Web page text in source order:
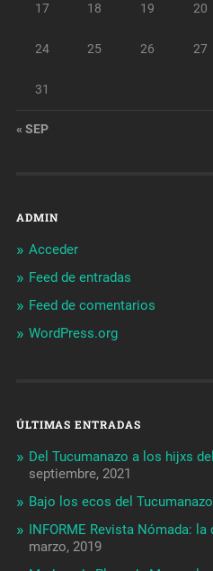
17 18 19 20
24 25 26 27
31
« SEP
ADMIN
Acceder
Feed de entradas
Feed de comentarios
WordPress.org
ÚLTIMAS ENTRADAS
Del Tucumanazo a los hijxs
septiembre, 2021
Bajo los ecos del Tucumanazo
INFORME Revista Nómada:
marzo, 2019